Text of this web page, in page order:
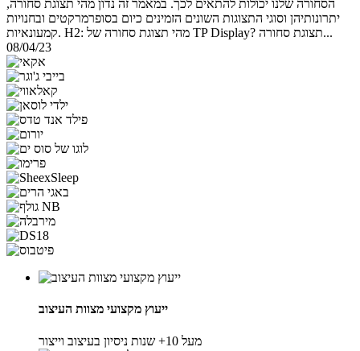
הסחורה שלנו יכולות להתאים לכך. במאמר זה נדון מהי תצוגת סחורה,
יתרונותיהן וסוגי התצוגות השונים הזמינים כיום בסופרמרקטים ובחנויות
קמעונאיות. H2: מהי תצוגת סחורה של TP Display? תצוגת סחורה...
08/04/23
ייעוץ מקצועי מצוות העיצוב
מעל 10+ שנות ניסיון בעיצוב וייצור